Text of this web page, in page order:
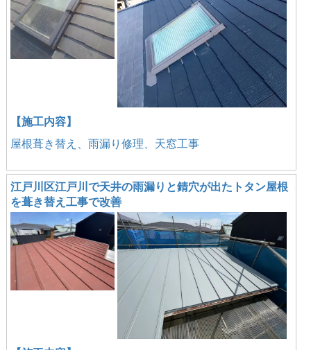
【施工内容】
屋根葺き替え、雨漏り修理、天窓工事
江戸川区江戸川で天井の雨漏りと錆穴が出たトタン屋根
を葺き替え工事で改善